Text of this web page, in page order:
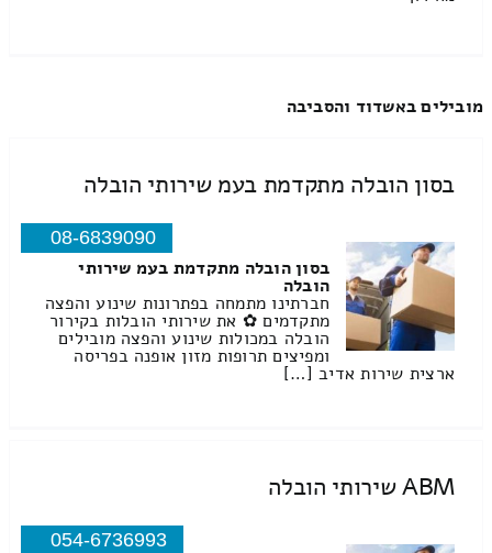
מובילים באשדוד והסביבה
בסון הובלה מתקדמת בעמ שירותי הובלה
08-6839090
בסון הובלה מתקדמת בעמ שירותי
הובלה
חברתינו מתמחה בפתרונות שינוע והפצה
מתקדמים ✿ את שירותי הובלות בקירור
הובלה במכולות שינוע והפצה מובילים
ומפיצים תרופות מזון אופנה בפריסה
ארצית שירות אדיב […]
ABM שירותי הובלה
054-6736993